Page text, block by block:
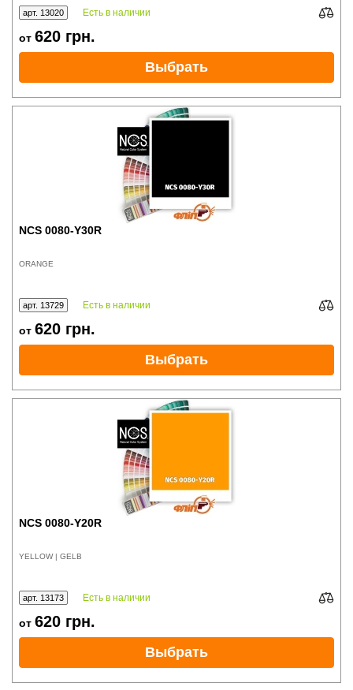
арт. 13020 Есть в наличии
от 620 грн.
Выбрать
NCS 0080-Y30R
ORANGE
арт. 13729 Есть в наличии
от 620 грн.
Выбрать
NCS 0080-Y20R
YELLOW | GELB
арт. 13173 Есть в наличии
от 620 грн.
Выбрать